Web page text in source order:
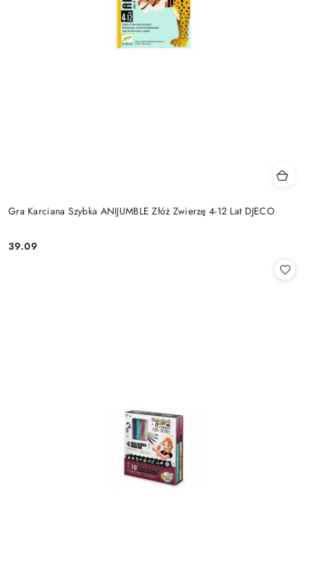
Gra Karciana Szybka ANIJUMBLE Złóż Zwierzę 4-12 Lat DJECO
Cena:
39.09